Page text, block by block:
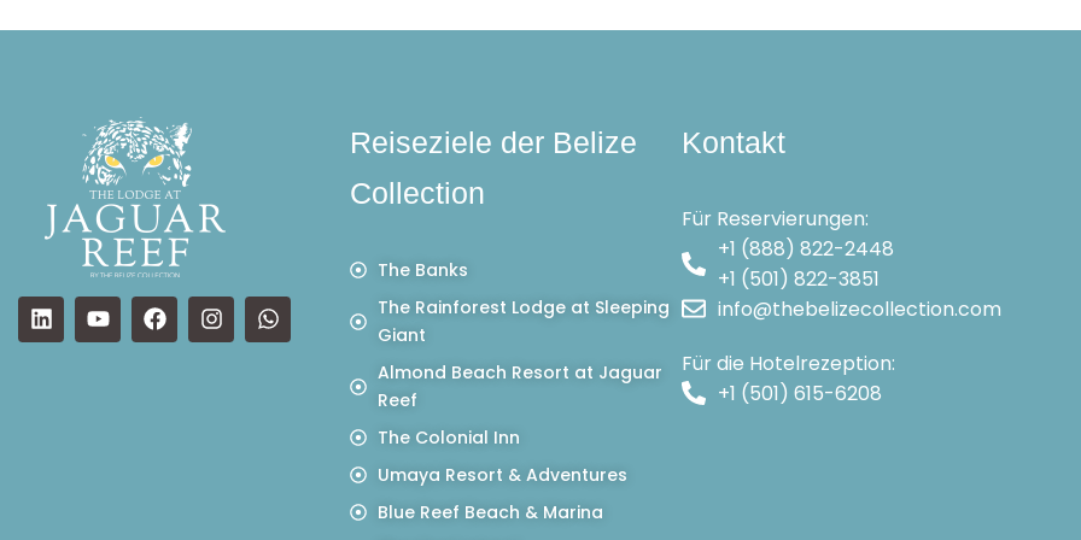
Reiseziele der Belize
Collection
The Banks
The Rainforest Lodge at Sleeping
Giant
Almond Beach Resort at Jaguar
Reef
The Colonial Inn
Umaya Resort & Adventures
Blue Reef Beach & Marina
Kontakt
Für Reservierungen:
+1 (888) 822-2448
+1 (501) 822-3851
info@thebelizecollection.com
Für die Hotelrezeption:
+1 (501) 615-6208